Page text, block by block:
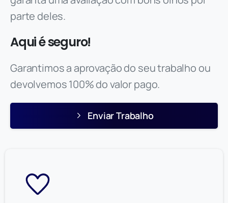
parte deles.
Aqui é seguro!
Garantimos a aprovação do seu trabalho ou
devolvemos 100% do valor pago.
Enviar Trabalho